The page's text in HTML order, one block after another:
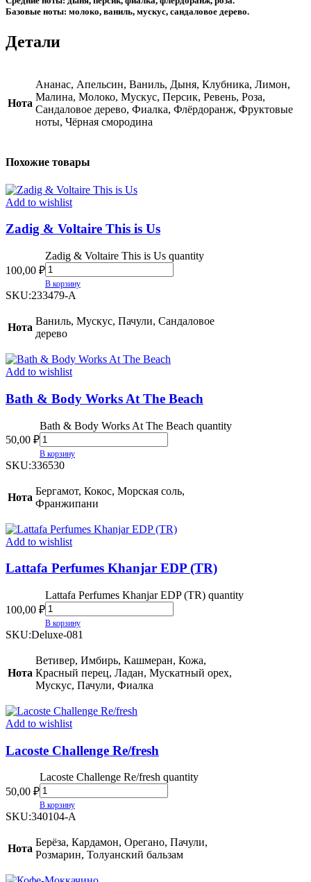
Базовые ноты: молоко, ваниль, мускус, сандаловое дерево.
Детали
Нота
Ананас, Апельсин, Ваниль, Дыня, Клубника, Лимон,
Малина, Молоко, Мускус, Персик, Ревень, Роза,
Сандаловое дерево, Фиалка, Флёрдоранж, Фруктовые
ноты, Чёрная смородина
Похожие товары
Add to wishlist
Zadig & Voltaire This is Us
100,00 ₽
Zadig & Voltaire This is Us quantity
В корзину
SKU:233479-A
Нота
Ваниль, Мускус, Пачули, Сандаловое
дерево
Add to wishlist
Bath & Body Works At The Beach
50,00 ₽
Bath & Body Works At The Beach quantity
В корзину
SKU:336530
Нота
Бергамот, Кокос, Морская соль,
Франжипани
Add to wishlist
Lattafa Perfumes Khanjar EDP (TR)
100,00 ₽
Lattafa Perfumes Khanjar EDP (TR) quantity
В корзину
SKU:Deluxe-081
Нота
Ветивер, Имбирь, Кашмеран, Кожа,
Красный перец, Ладан, Мускатный орех,
Мускус, Пачули, Фиалка
Add to wishlist
Lacoste Challenge Re/fresh
50,00 ₽
Lacoste Challenge Re/fresh quantity
В корзину
SKU:340104-A
Нота
Берёза, Кардамон, Орегано, Пачули,
Розмарин, Толуанский бальзам